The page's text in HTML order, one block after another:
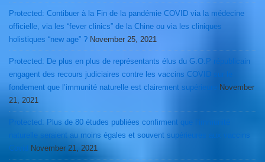
Protected: Contibuer à la Fin de la pandémie COVID via la médecine
officielle, via les “fever clinics” de la Chine ou via les cliniques
holistiques “new age” ? November 25, 2021
Protected: De plus en plus de représentants élus du G.O.P républicain
engagent des recours judiciaires contre les vaccins COVID sur le
fondement que l’immunité naturelle est clairement supérieure November
21, 2021
Protected: Plus de 80 études publiées confirment que l’immunité
naturelle seraient au moins égales et souvent supérieures aux vaccins
Covid November 21, 2021